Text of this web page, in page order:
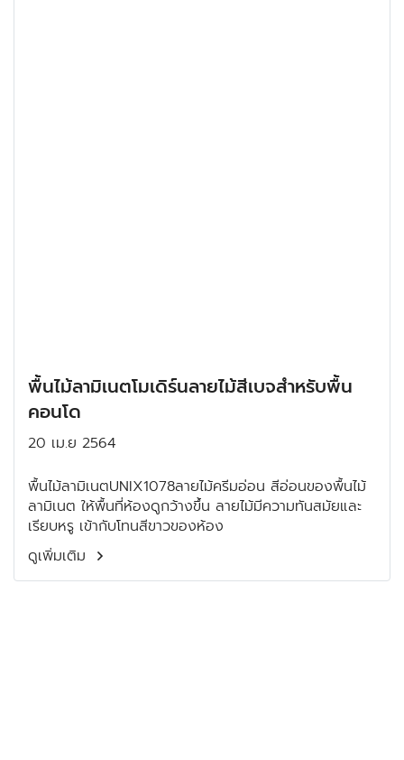
พื้นไม้ลามิเนตโมเดิร์นลายไม้สีเบจสำหรับพื้น
คอนโด
20 เม.ย 2564
พื้นไม้ลามิเนตUNIX1078ลายไม้ครีมอ่อน สีอ่อนของพื้นไม้
ลามิเนต ให้พื้นที่ห้องดูกว้างขึ้น ลายไม้มีความทันสมัยและ
เรียบหรู เข้ากับโทนสีขาวของห้อง
ดูเพิ่มเติม